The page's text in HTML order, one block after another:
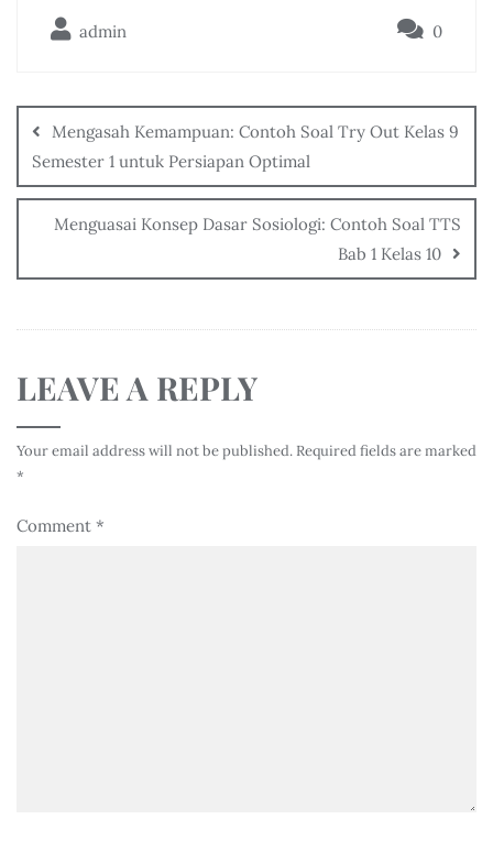
admin 0
Mengasah Kemampuan: Contoh Soal Try Out Kelas 9
Semester 1 untuk Persiapan Optimal
Menguasai Konsep Dasar Sosiologi: Contoh Soal TTS
Bab 1 Kelas 10
LEAVE A REPLY
Your email address will not be published. Required fields are marked
*
Comment *